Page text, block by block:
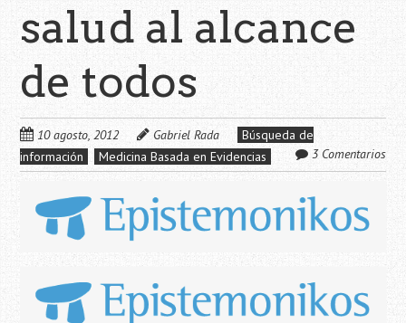
salud al alcance
de todos
10 agosto, 2012 Gabriel Rada
Búsqueda de
información
Medicina Basada en Evidencias 3 Comentarios